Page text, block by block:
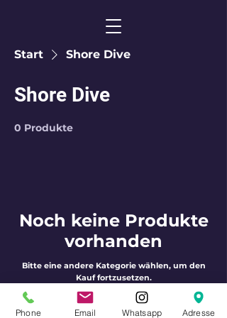
Start Shore Dive
Shore Dive
0 Produkte
Noch keine Produkte
vorhanden
Bitte eine andere Kategorie wählen, um den
Kauf fortzusetzen.
Phone Email Whatsapp Adresse